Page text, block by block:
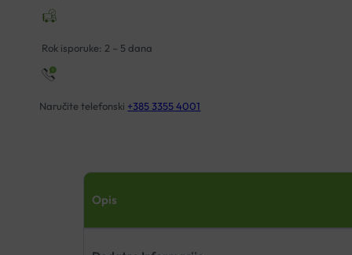
količina
Rok isporuke: 2 – 5 dana
Naručite telefonski +385 3355 4001
Opis